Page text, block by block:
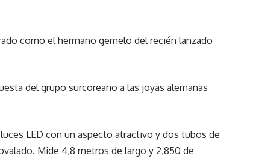
como el hermano gemelo del recién lanzado
del grupo surcoreano a las joyas alemanas
LED con un aspecto atractivo y dos tubos de
Mide 4,8 metros de largo y 2,850 de